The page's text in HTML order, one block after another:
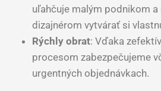
uľahčuje malým podnikom a
dizajnérom vytvárať si
Rýchly obrat: Vďaka
procesom zabezpečujeme
urgentných objednávkach.